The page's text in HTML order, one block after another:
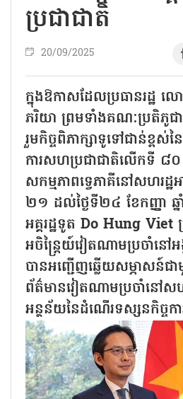
ប្រជាជាតិ
20/09/2025
ក្នុងឱកាសដែលប្រធានរដ្ឋ
ភរិយា ព្រមទាំងគណៈប្រតិភូ
រួមកិច្ចពិភាក្សាទូទៅជាន់ខ្ពស់
ការសហប្រជាជាតិលើកទី ៨
សកម្មភាពទ្វេភាគីនៅសហរដ្ឋអ
២១ ដល់ថ្ងៃទី២៤ ខែកញ្ញា
អគ្គរដ្ឋទូត Do Hung Viet
អចិន្ត្រៃយ៍វៀតណាមប្រចាំនៅ
បានអញ្ជើញឆ្លើយសម្ភាសន៍ជ
ព័ត៌មានវៀតណាមប្រចាំនៅសហ
អន្ថន័យនៃដំណើរទស្សនកិច្ចកា